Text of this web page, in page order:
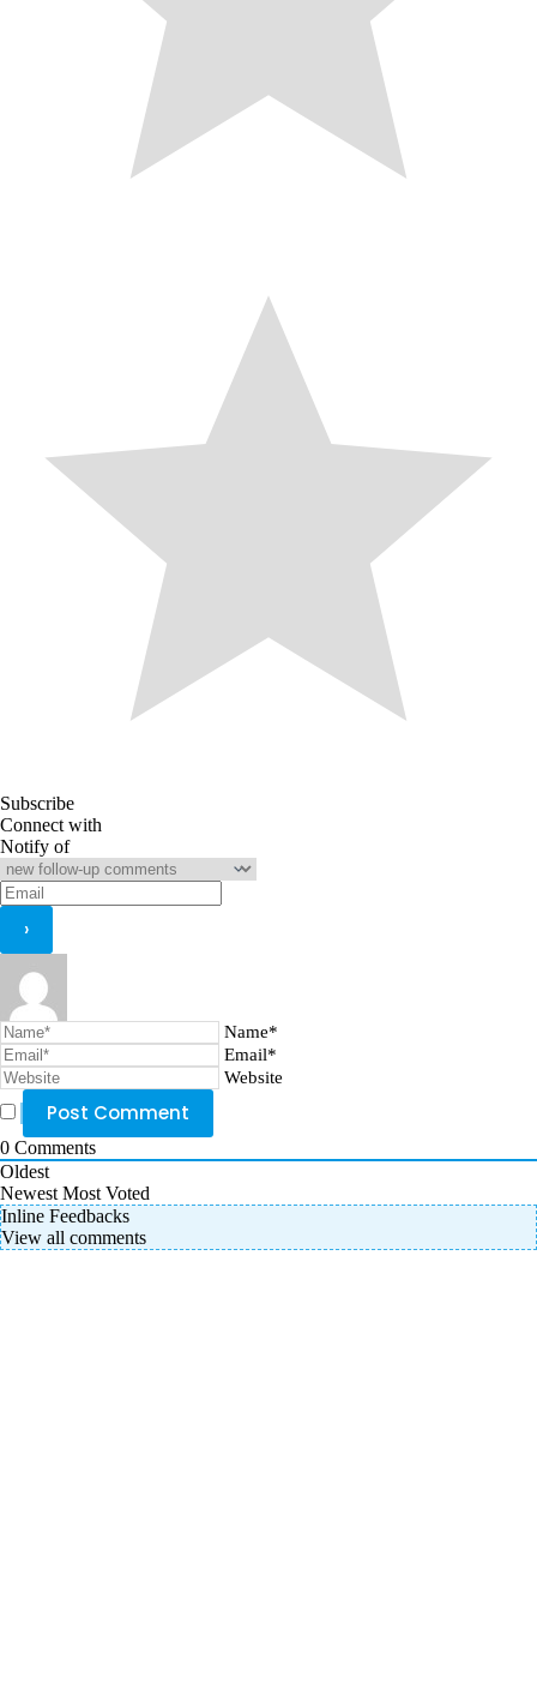
Subscribe
Connect with
Notify of
Name*
Email*
Website
0 Comments
Oldest
Newest Most Voted
Inline Feedbacks
View all comments